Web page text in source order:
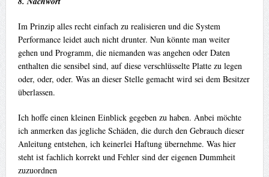
Im Prinzip alles recht einfach zu realisieren und die System
Performance leidet auch nicht drunter. Nun könnte man weiter
gehen und Programm, die niemanden was angehen oder Daten
enthalten die sensibel sind, auf diese verschlüsselte Platte zu legen
oder, oder, oder. Was an dieser Stelle gemacht wird sei dem Besitzer
überlassen.
Ich hoffe einen kleinen Einblick gegeben zu haben. Anbei möchte
ich anmerken das jegliche Schäden, die durch den Gebrauch dieser
Anleitung entstehen, ich keinerlei Haftung übernehme. Was hier
steht ist fachlich korrekt und Fehler sind der eigenen Dummheit
zuzuordnen